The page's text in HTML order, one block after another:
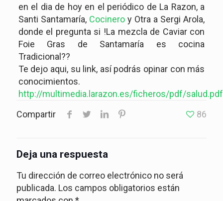
en el dia de hoy en el periódico de La Razon, a
Santi Santamaría, Cocineroy Otra a Sergi Arola,
donde el pregunta si !La mezcla de Caviar con
Foie Gras de Santamaría es cocina
Tradicional??
Te dejo aqui, su link, así podrás opinar con más
conocimientos.
http://multimedia.larazon.es/ficheros/pdf/salud.pdf
Compartir
86
Deja una respuesta
Tu dirección de correo electrónico no será
publicada. Los campos obligatorios están